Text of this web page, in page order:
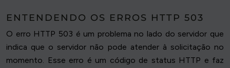
ENTENDENDO OS ERROS HTTP 503
O erro HTTP 503 é um problema no lado do servidor que
indica que o servidor não pode atender à solicitação no
momento. Esse erro é um código de status HTTP e faz